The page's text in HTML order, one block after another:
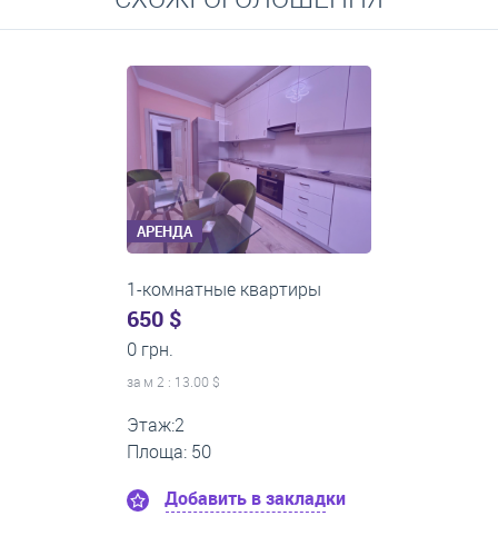
Средние цены на долгосрочную аренду квартир, домов,
комнат
АРЕНДА
1-комнатные квартиры
0 $
18 000 грн.
за м 2 : 0.00 $
Этаж:11
Площа: 45
Добавить в закладки